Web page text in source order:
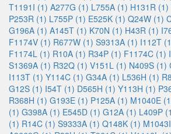
T1191I (1) A277G (1) L755A (1) H131R (1)
P253R (1) L755P (1) E525K (1) Q24W (1)
G196A (1) A145T (1) K70N (1) H43R (1)
F1174V (1) R677W (1) S9313A (1) I112T
F1174L (1) R10A (1) R34P (1) F1174C (1)
S1369A (1) R32Q (1) V151L (1) N409S (1)
I113T (1) Y114C (1) G34A (1) L536H (1)
G12S (1) I54T (1) D565H (1) Y113H (1)
R368H (1) G193E (1) P125A (1) M1040E
(1) G398A (1) E545D (1) G12A (1) L409P
(1) R14C (1) S9333A (1) Q148K (1)